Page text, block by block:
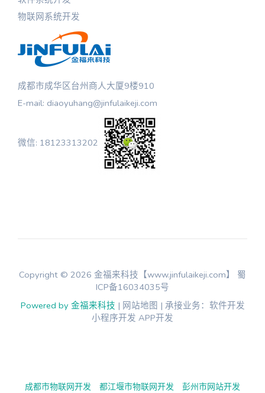
物联网系统开发
成都市成华区台州商人大厦9楼910
E-mail: diaoyuhang@jinfulaikeji.com
微信: 18123313202
Copyright © 2026 金福来科技【www.jinfulaikeji.com】 蜀
ICP备16034035号
Powered by 金福来科技 | 网站地图 | 承接业务：软件开发
小程序开发 APP开发
成都市物联网开发 都江堰市物联网开发 彭州市网站开发